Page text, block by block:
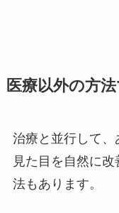
医療以外の方
治療と並行して、
見た目を自然に
法もあります。